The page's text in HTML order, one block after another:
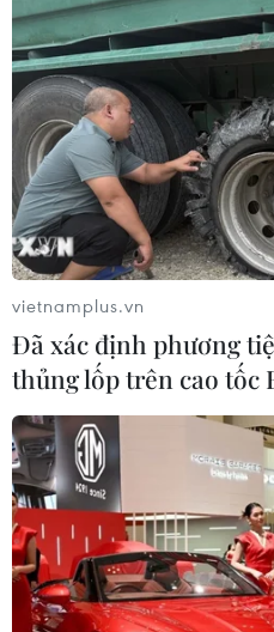
vietnamplus.vn
Đã xác định phương
thủng lốp trên cao tốc